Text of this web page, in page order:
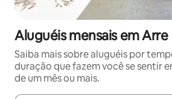
Aluguéis mensais em Arre
Saiba mais sobre aluguéis por
duração que fazem você se sentir
de um mês ou mais.